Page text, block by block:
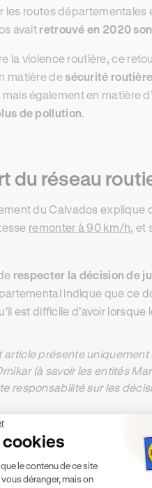
les routes
avait retrouvé en 2020
la violence routière, ce
matière desécurité routière
mais également en matière
de pollution.
du réseau
du Calvados explique
remonter à 90 km/h, et
respecter la décision de
indique que ce
est difficile d’avoir
présente
(à savoir les entités
responsabilité sur les
avec :
Claude Perplexity
Gestion du
le contenu de ce site
déranger, mais on